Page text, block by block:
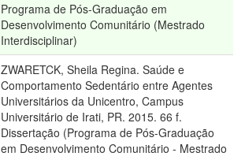
Programa de Pós-Graduação em
Desenvolvimento Comunitário (Mestrado
Interdisciplinar)
ZWARETCK, Sheila Regina. Saúde e
Comportamento Sedentário entre Agentes
Universitários da Unicentro, Campus
Universitário de Irati, PR. 2015. 66 f.
Dissertação (Programa de Pós-Graduação
em Desenvolvimento Comunitário - Mestrado